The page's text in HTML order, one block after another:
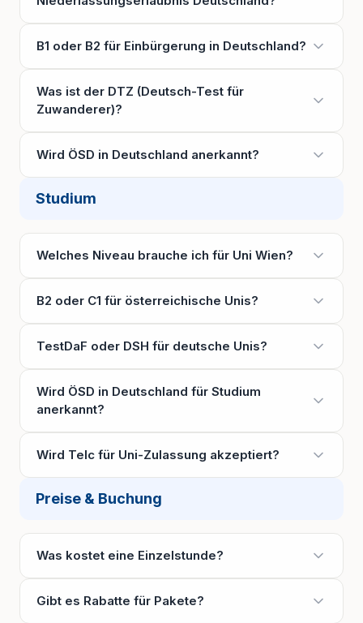
B1 oder B2 für Einbürgerung in Deutschland?
Was ist der DTZ (Deutsch-Test für
Zuwanderer)?
Wird ÖSD in Deutschland anerkannt?
Studium
Welches Niveau brauche ich für Uni Wien?
B2 oder C1 für österreichische Unis?
TestDaF oder DSH für deutsche Unis?
Wird ÖSD in Deutschland für Studium
anerkannt?
Wird Telc für Uni-Zulassung akzeptiert?
Preise & Buchung
Was kostet eine Einzelstunde?
Gibt es Rabatte für Pakete?